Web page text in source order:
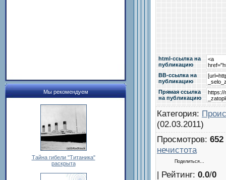
Мы рекомендуем
Тайна гибели "Титаника"
раскрыта
html-cсылка на
публикацию
BB-cсылка на
публикацию
Прямая ссылка
на публикацию
Категория:
(02.03.2011)
Просмотров: 652
нечистота
Поделиться…
| Рейтинг: 0.0/0